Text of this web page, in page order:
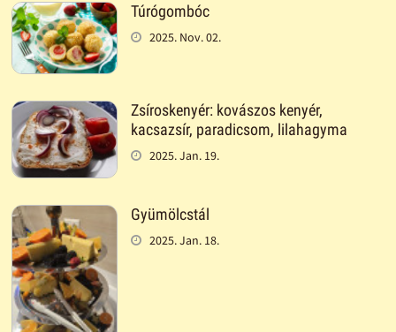
Túrógombóc
2025. Nov. 02.
Zsíroskenyér: kovászos kenyér,
kacsazsír, paradicsom, lilahagyma
2025. Jan. 19.
Gyümölcstál
2025. Jan. 18.